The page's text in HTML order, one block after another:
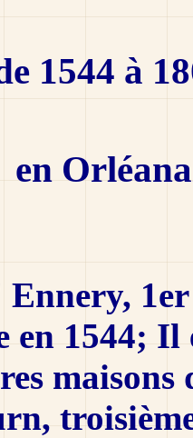
1544 à
en 1544;
maisons